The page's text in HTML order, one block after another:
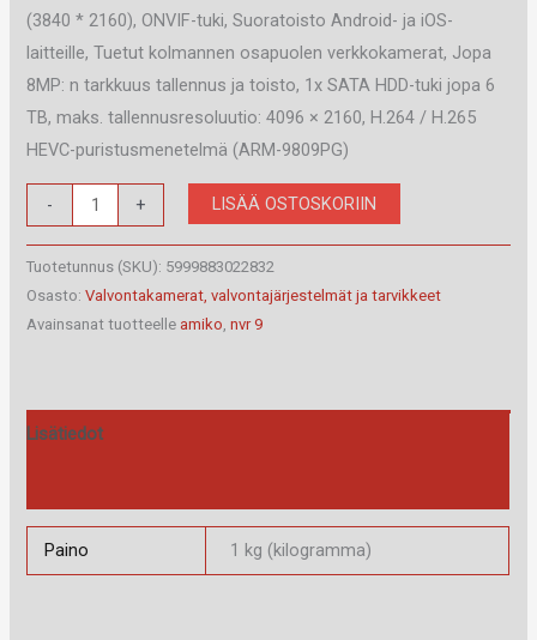
(3840 * 2160), ONVIF-tuki, Suoratoisto Android- ja iOS-
laitteille, Tuetut kolmannen osapuolen verkkokamerat, Jopa
8MP: n tarkkuus tallennus ja toisto, 1x SATA HDD-tuki jopa 6
TB, maks. tallennusresoluutio: 4096 × 2160, H.264 / H.265
HEVC-puristusmenetelmä (ARM-9809PG)
-
NVR
9
/
H.265
+ LISÄÄ OSTOSKORIIN
Tuotetunnus (SKU): 5999883022832
Osasto:Valvontakamerat, valvontajärjestelmät ja tarvikkeet
Avainsanat tuotteelle amiko,nvr 9
Lisätiedot
Paino 1 kg (kilogramma)